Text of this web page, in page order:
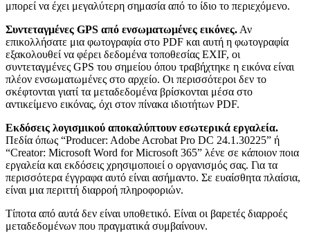
μπορεί να έχει μεγαλύτερη σημασία από το ίδιο το περιεχόμενο.
Συντεταγμένες GPS από ενσωματωμένες εικόνες. Αν
επικολλήσατε μια φωτογραφία στο PDF και αυτή η φωτογραφία
εξακολουθεί να φέρει δεδομένα τοποθεσίας EXIF, οι
συντεταγμένες GPS του σημείου όπου τραβήχτηκε η εικόνα είναι
πλέον ενσωματωμένες στο αρχείο. Οι περισσότεροι δεν το
σκέφτονται γιατί τα μεταδεδομένα βρίσκονται μέσα στο
αντικείμενο εικόνας, όχι στον πίνακα ιδιοτήτων PDF.
Εκδόσεις λογισμικού αποκαλύπτουν εσωτερικά εργαλεία.
Πεδία όπως “Producer: Adobe Acrobat Pro DC 24.1.30225” ή
“Creator: Microsoft Word for Microsoft 365” λένε σε κάποιον ποια
εργαλεία και εκδόσεις χρησιμοποιεί ο οργανισμός σας. Για τα
περισσότερα έγγραφα αυτό είναι ασήμαντο. Σε ευαίσθητα πλαίσια,
είναι μια περιττή διαρροή πληροφοριών.
Τίποτα από αυτά δεν είναι υποθετικό. Είναι οι βαρετές διαρροές
μεταδεδομένων που πραγματικά συμβαίνουν.